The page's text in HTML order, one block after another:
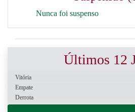
Nunca foi suspenso
Últimos 12
Vitória
Empate
Derrota